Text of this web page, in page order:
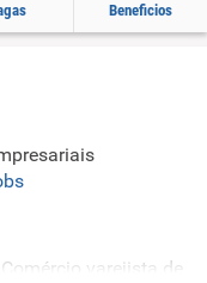
Beneficios
varejista de